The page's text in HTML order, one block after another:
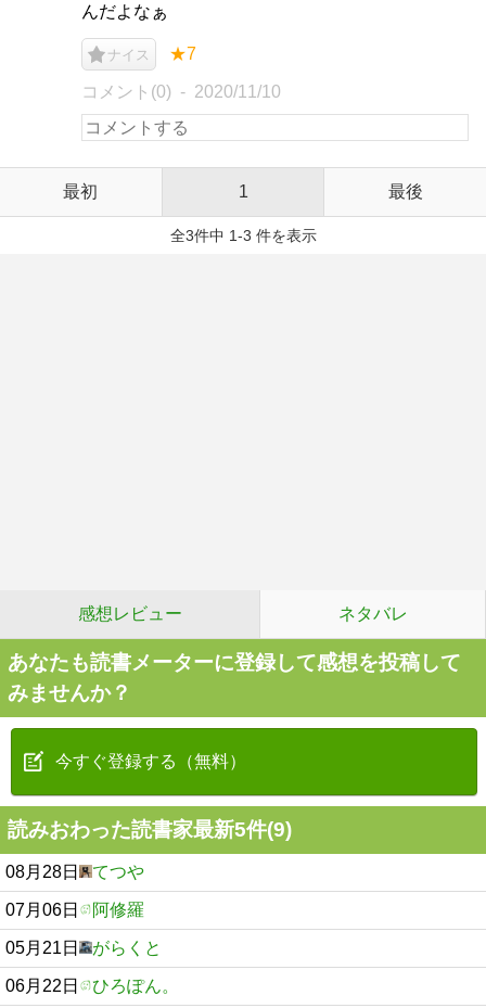
んだよなぁ
ナイス ★7
コメント(0) 2020/11/10
最初 1 最後
全3件中 1-3 件を表示
感想レビュー ネタバレ
あなたも読書メーターに登録して感想を投稿して
みませんか？
今すぐ登録する（無料）
読みおわった読書家最新5件(9)
08月28日 てつや
07月06日 阿修羅
05月21日 がらくと
06月22日 ひろぽん。